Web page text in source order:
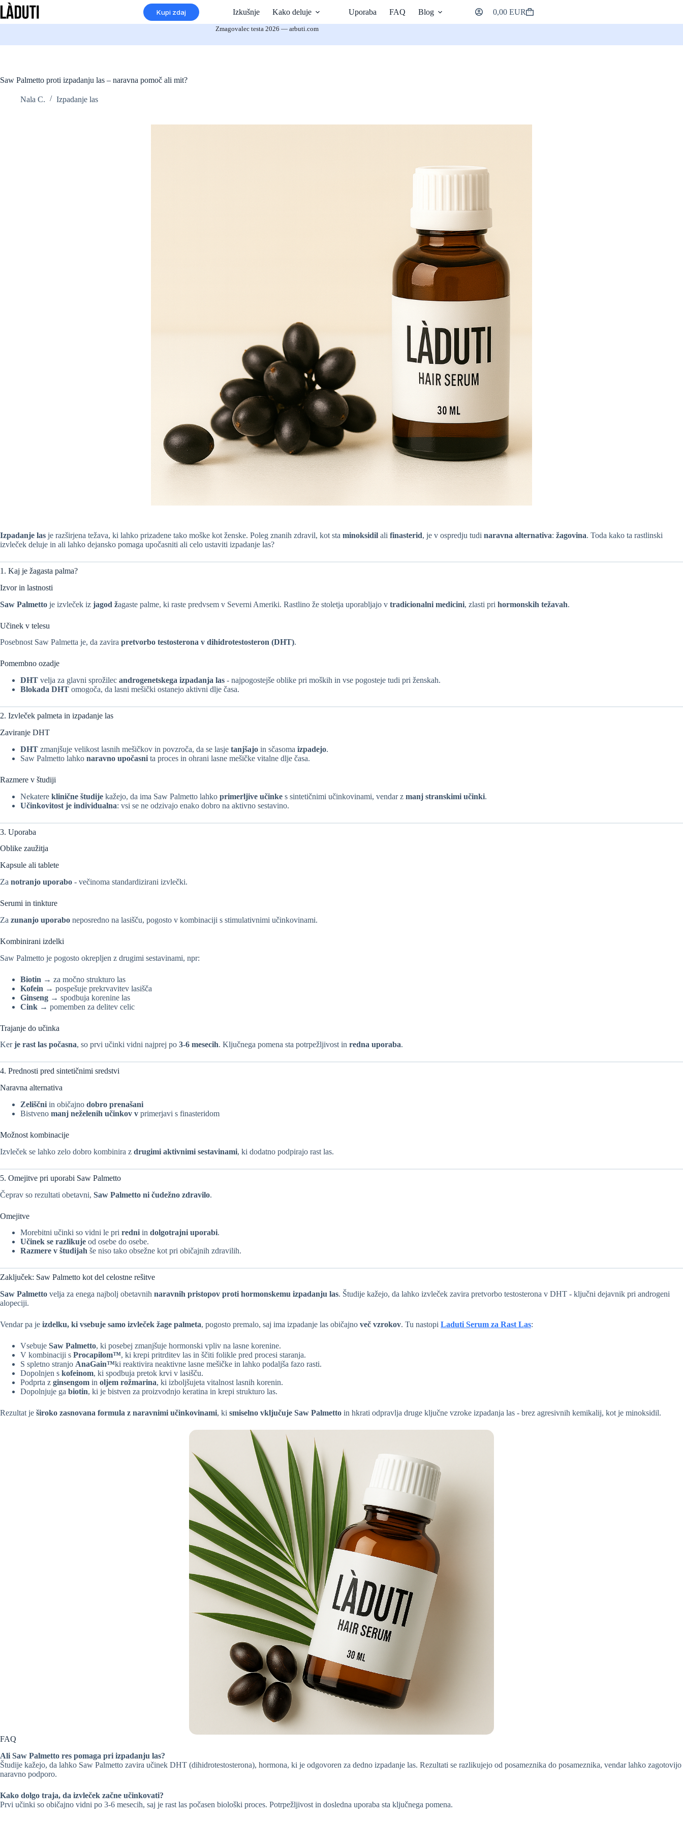
Preskoči
na
vsebino
Kupi zdaj Izkušnje Kako deluje Uporaba FAQ Blog
Nakupovalna
košarica
0,00 EUR
Zmagovalec testa 2026 — arbuti.com
Saw Palmetto proti izpadanju las – naravna pomoč ali mit?
Nala C. Izpadanje las
Izpadanje las je razširjena težava, ki lahko prizadene tako moške kot ženske. Poleg znanih zdravil, kot sta minoksidil ali finasterid, je v ospredju tudi naravna alternativa: žagovina. Toda kako ta rastlinski
izvleček deluje in ali lahko dejansko pomaga upočasniti ali celo ustaviti izpadanje las?
1. Kaj je žagasta palma?
Izvor in lastnosti
Saw Palmetto je izvleček iz jagod žagaste palme, ki raste predvsem v Severni Ameriki. Rastlino že stoletja uporabljajo v tradicionalni medicini, zlasti pri hormonskih težavah.
Učinek v telesu
Posebnost Saw Palmetta je, da zavira pretvorbo testosterona v dihidrotestosteron (DHT).
Pomembno ozadje
DHT velja za glavni sprožilec androgenetskega izpadanja las - najpogostejše oblike pri moških in vse pogosteje tudi pri ženskah.
Blokada DHT omogoča, da lasni mešički ostanejo aktivni dlje časa.
2. Izvleček palmeta in izpadanje las
Zaviranje DHT
DHT zmanjšuje velikost lasnih mešičkov in povzroča, da se lasje tanjšajo in sčasoma izpadejo.
Saw Palmetto lahko naravno upočasni ta proces in ohrani lasne mešičke vitalne dlje časa.
Razmere v študiji
Nekatere klinične študije kažejo, da ima Saw Palmetto lahko primerljive učinke s sintetičnimi učinkovinami, vendar z manj stranskimi učinki.
Učinkovitost je individualna: vsi se ne odzivajo enako dobro na aktivno sestavino.
3. Uporaba
Oblike zaužitja
Kapsule ali tablete
Za notranjo uporabo - večinoma standardizirani izvlečki.
Serumi in tinkture
Za zunanjo uporabo neposredno na lasišču, pogosto v kombinaciji s stimulativnimi učinkovinami.
Kombinirani izdelki
Saw Palmetto je pogosto okrepljen z drugimi sestavinami, npr:
Biotin → za močno strukturo las
Kofein → pospešuje prekrvavitev lasišča
Ginseng → spodbuja korenine las
Cink → pomemben za delitev celic
Trajanje do učinka
Kerje rast las počasna, so prvi učinki vidni najprej po 3-6 mesecih. Ključnega pomena sta potrpežljivost in redna uporaba.
4. Prednosti pred sintetičnimi sredstvi
Naravna alternativa
Zeliščni in običajno dobro prenašani
Bistveno manj neželenih učinkov v primerjavi s finasteridom
Možnost kombinacije
Izvleček se lahko zelo dobro kombinira z drugimi aktivnimi sestavinami, ki dodatno podpirajo rast las.
5. Omejitve pri uporabi Saw Palmetto
Čeprav so rezultati obetavni, Saw Palmetto ni čudežno zdravilo.
Omejitve
Morebitni učinki so vidni le pri redni in dolgotrajni uporabi.
Učinek se razlikuje od osebe do osebe.
Razmere v študijah še niso tako obsežne kot pri običajnih zdravilih.
Zaključek: Saw Palmetto kot del celostne rešitve
Saw Palmetto velja za enega najbolj obetavnih naravnih pristopov proti hormonskemu izpadanju las. Študije kažejo, da lahko izvleček zavira pretvorbo testosterona v DHT - ključni dejavnik pri androgeni
alopeciji.
Vendar pa je izdelku, ki vsebuje samo izvleček žage palmeta, pogosto premalo, saj ima izpadanje las običajno več vzrokov. Tu nastopi Laduti Serum za Rast Las:
Vsebuje Saw Palmetto, ki posebej zmanjšuje hormonski vpliv na lasne korenine.
V kombinaciji s Procapilom™, ki krepi pritrditev las in ščiti folikle pred procesi staranja.
S spletno stranjo AnaGain™ki reaktivira neaktivne lasne mešičke in lahko podaljša fazo rasti.
Dopolnjen s kofeinom, ki spodbuja pretok krvi v lasišču.
Podprta z ginsengom in oljem rožmarina, ki izboljšujeta vitalnost lasnih korenin.
Dopolnjuje ga biotin, ki je bistven za proizvodnjo keratina in krepi strukturo las.
Rezultat je široko zasnovana formula z naravnimi učinkovinami, ki smiselno vključuje Saw Palmetto in hkrati odpravlja druge ključne vzroke izpadanja las - brez agresivnih kemikalij, kot je minoksidil.
FAQ
Ali Saw Palmetto res pomaga pri izpadanju las?
Študije kažejo, da lahko Saw Palmetto zavira učinek DHT (dihidrotestosterona), hormona, ki je odgovoren za dedno izpadanje las. Rezultati se razlikujejo od posameznika do posameznika, vendar lahko zagotovijo
naravno podporo.
Kako dolgo traja, da izvleček začne učinkovati?
Prvi učinki so običajno vidni po 3-6 mesecih, saj je rast las počasen biološki proces. Potrpežljivost in dosledna uporaba sta ključnega pomena.